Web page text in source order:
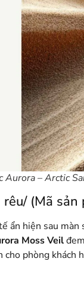
Aurora – Arctic
(Mã sản
ẩn hiện sau
Moss Veil
phòng khách